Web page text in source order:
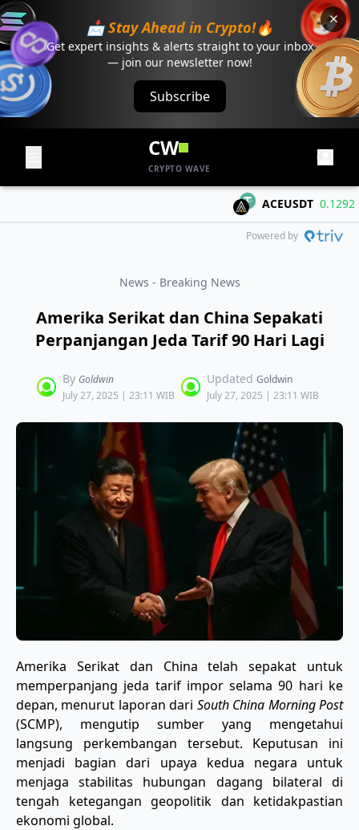
📩 Stay Ahead in Crypto!🔥
Get expert insights & alerts straight to your inbox
— join our newsletter now!
Subscribe
CW
CRYPTO WAVE
ACEUSDT 0.1292
Powered by
News - Breaking News
Amerika Serikat dan China Sepakati
Perpanjangan Jeda Tarif 90 Hari Lagi
By Goldwin
July 27, 2025 | 23:11 WIB
Updated Goldwin
July 27, 2025 | 23:11 WIB
Amerika Serikat dan China telah sepakat untuk
memperpanjang jeda tarif impor selama 90 hari ke
depan, menurut laporan dari South China Morning Post
(SCMP), mengutip sumber yang mengetahui
langsung perkembangan tersebut. Keputusan ini
menjadi bagian dari upaya kedua negara untuk
menjaga stabilitas hubungan dagang bilateral di
tengah ketegangan geopolitik dan ketidakpastian
ekonomi global.